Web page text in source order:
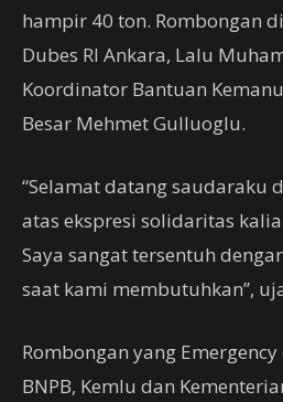
hampir 40 ton. Rombongan
Dubes RI Ankara, Lalu
Koordinator Bantuan
Besar Mehmet Gulluoglu.
“Selamat datang saudaraku
atas ekspresi solidaritas
Saya sangat tersentuh
saat kami membutuhkan”,
Rombongan yang
BNPB, Kemlu dan